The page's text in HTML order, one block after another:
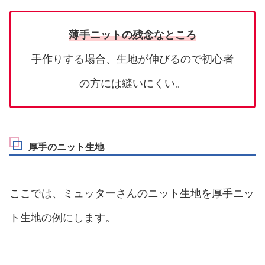
薄手ニットの残念なところ
手作りする場合、生地が伸びるので初心者
の方には縫いにくい。
厚手のニット生地
ここでは、ミュッターさんのニット生地を厚手ニッ
ト生地の例にします。